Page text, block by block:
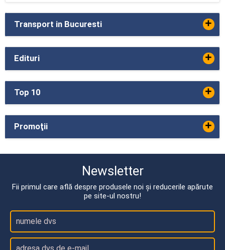
Transport in Bucuresti +
Edituri +
Top 10 +
Promoţii +
Newsletter
Fii primul care află despre produsele noi și reducerile apărute
pe site-ul nostru!